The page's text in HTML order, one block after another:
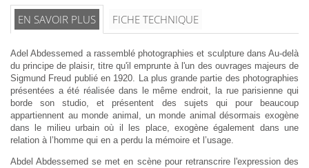
EN SAVOIR PLUS FICHE TECHNIQUE
Adel Abdessemed a rassemblé photographies et sculpture dans Au-delà
du principe de plaisir, titre qu'il emprunte à l'un des ouvrages majeurs de
Sigmund Freud publié en 1920. La plus grande partie des photographies
présentées a été réalisée dans le même endroit, la rue parisienne qui
borde son studio, et présentent des sujets qui pour beaucoup
appartiennent au monde animal, un monde animal désormais exogène
dans le milieu urbain où il les place, exogène également dans une
relation à l’homme qui en a perdu la mémoire et l’usage.
Abdel Abdessemed se met en scène pour retranscrire l'expression des